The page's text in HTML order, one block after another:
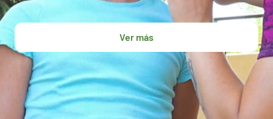
Ver más